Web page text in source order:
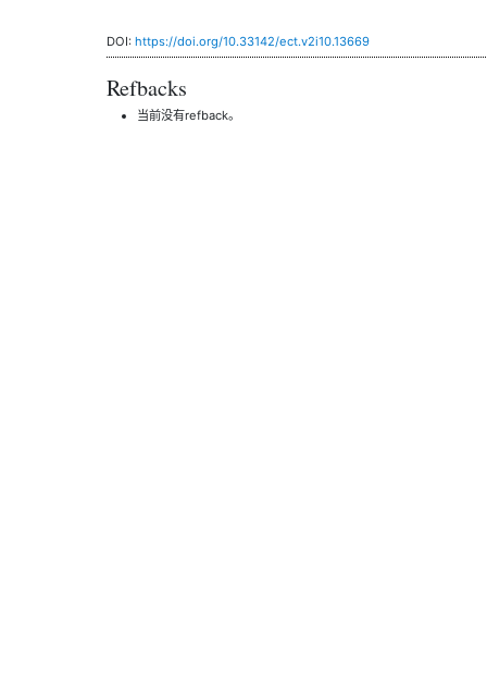
DOI: https://doi.org/10.33142/ect.v2i10.13669
Refbacks
当前没有refback。